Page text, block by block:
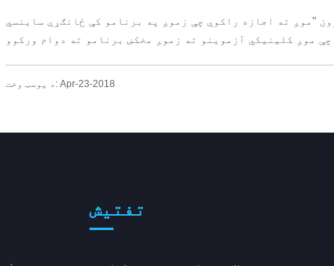
"موږ ته اجازه راکوي چې زموږ په برنامو کې ځانګړي ساینسي
د پوسټ وخت: Apr-23-2018
تفتیش